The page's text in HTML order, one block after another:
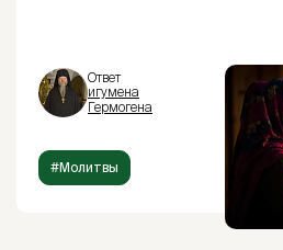
Ответ
игумена
Гермогена
#Молитвы